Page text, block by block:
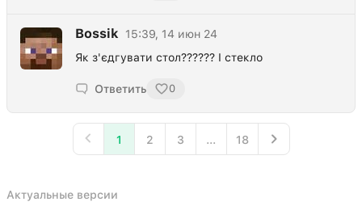
Bossik
15:39, 14 июн 24
Як з'єдгувати стол?????? І стекло
Ответить 0
1 2 3 ... 18
Актуальные версии